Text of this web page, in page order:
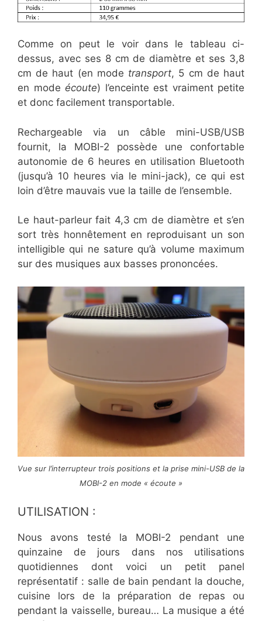
Comme on peut le voir dans le tableau ci-
dessus, avec ses 8 cm de diamètre et ses 3,8
cm de haut (en mode transport, 5 cm de haut
en mode écoute) l’enceinte est vraiment petite
et donc facilement transportable.
Rechargeable via un câble mini-USB/USB
fournit, la MOBI-2 possède une confortable
autonomie de 6 heures en utilisation Bluetooth
(jusqu’à 10 heures via le mini-jack), ce qui est
loin d’être mauvais vue la taille de l’ensemble.
Le haut-parleur fait 4,3 cm de diamètre et s’en
sort très honnêtement en reproduisant un son
intelligible qui ne sature qu’à volume maximum
sur des musiques aux basses prononcées.
Vue sur l’interrupteur trois positions et la prise mini-USB de la
MOBI-2 en mode « écoute »
UTILISATION :
Nous avons testé la MOBI-2 pendant une
quinzaine de jours dans nos utilisations
quotidiennes dont voici un petit panel
représentatif : salle de bain pendant la douche,
cuisine lors de la préparation de repas ou
pendant la vaisselle, bureau… La musique a été